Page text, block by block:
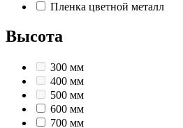
Пленка цветной металл
Высота
300 мм
400 мм
500 мм
600 мм
700 мм